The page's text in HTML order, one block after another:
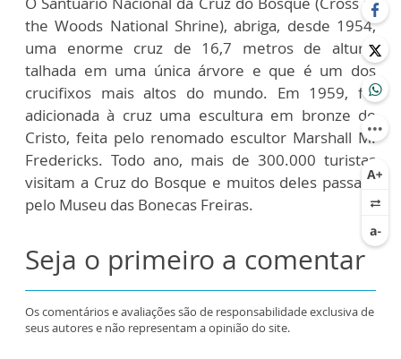
the Woods National Shrine), abriga, desde 1954,
uma enorme cruz de 16,7 metros de altura,
talhada em uma única árvore e que é um dos
crucifixos mais altos do mundo. Em 1959, foi
adicionada à cruz uma escultura em bronze do
Cristo, feita pelo renomado escultor Marshall M.
Fredericks. Todo ano, mais de 300.000 turistas
visitam a Cruz do Bosque e muitos deles passam
pelo Museu das Bonecas Freiras.
Seja o primeiro a comentar
Os comentários e avaliações são de responsabilidade exclusiva de
seus autores e não representam a opinião do site.